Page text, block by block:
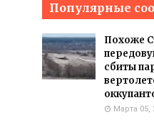
Популярные
Похоже
сбиты
Марта 05,